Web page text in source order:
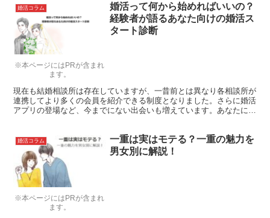
可能性も・・・。 今回は婚活中に「素敵♪」と思われる確立の高いモ
テる趣味について、女性目線で解説します！
※本ページにはPRが含まれ
ます。
婚活コラム
婚活って何から始めればいいの？
経験者が語るあなた向けの婚活ス
タート診断
現在も結婚相談所は存在していますが、一昔前とは異なり各相談所が
連携してより多くの会員を紹介できる制度となりました。さらに婚活
アプリの登場など、今までにない出会いも増えています。あなたにと
※本ページにはPRが含まれ
ます。
婚活コラム
一重は実はモテる？一重の魅力を
男女別に解説！